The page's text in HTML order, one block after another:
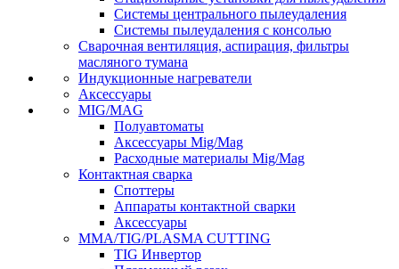
Системы центрального пылеудаления
Системы пылеудаления с консолью
Сварочная вентиляция, аспирация, фильтры
масляного тумана
Индукционные нагреватели
Аксессуары
MIG/MAG
Полуавтоматы
Аксессуары Mig/Mag
Расходные материалы Mig/Mag
Контактная сварка
Споттеры
Аппараты контактной сварки
Аксессуары
MMA/TIG/PLASMA CUTTING
TIG Инвертор